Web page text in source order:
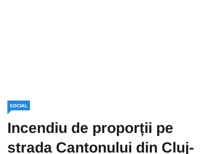
SOCIAL
Incendiu de proporții pe
strada Cantonului din Cluj-